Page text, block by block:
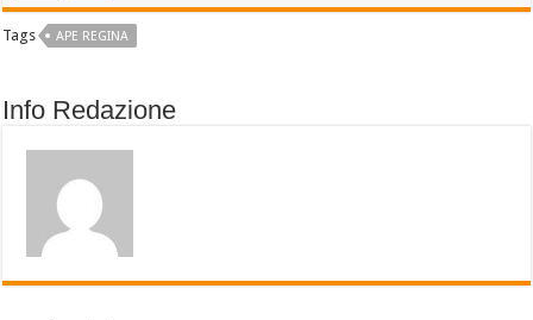
Tags APE REGINA
Info Redazione